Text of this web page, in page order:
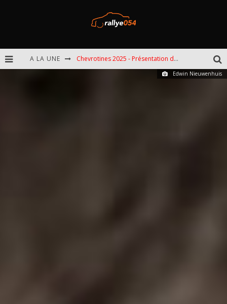
A LA UNE Chevrotines 2025 - Présentation de l'épreuve
EBR 2025 - Présentation de l'épreuve
Edwin Nieuwenhuis